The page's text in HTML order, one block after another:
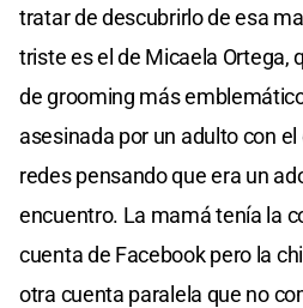
tratar de descubrirlo de esa
triste es el de Micaela Ortega,
de grooming más
asesinada por un adulto con
redes pensando que era un
encuentro. La mamá tenía la
cuenta de Facebook pero la
otra cuenta paralela que no